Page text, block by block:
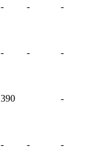
- - -
- - -
390 -
- - -